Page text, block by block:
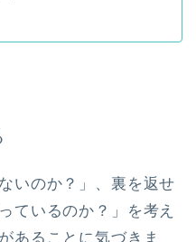
いのか？」、裏を返せ
ているのか？」を考え
あることに気づきま